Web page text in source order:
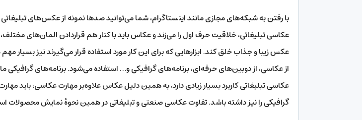
با رفتن به شبکه‌های مجازی مانند اینستاگرام، شما می‌توانید صدها نمونه از عکس‌های
عکاسی تبلیغاتی، خلاقیت حرف اول را می‌زند و عکاس باید با کنار هم قراردادن المان‌های
عکس زیبا و جذاب خلق کند. ابزارهایی که برای این کار مورد استفاده قرار می‌گیرند نیز بسیار
از عکاسی، از دوبین‌های حرفه‌ای، برنامه‌های گرافیکی و… استفاده می‌شود. برنامه‌های گرافیکی
عکاسی تبلیغاتی کاربرد بسیار زیادی دارد، به همین دلیل عکاس علاوه‌بر مهارت عکاسی، باید مهارت
گرافیکی را نیز داشته باشد. تفاوت عکاسی صنعتی و تبلیغاتی در همین نحوهٔ نمایش محصولات